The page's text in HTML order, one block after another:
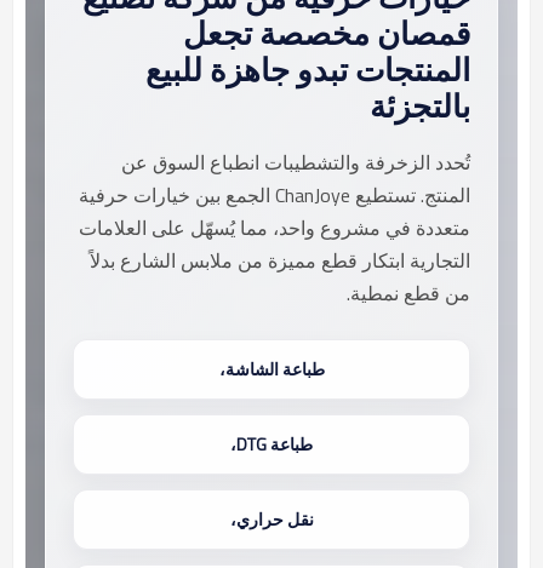
قمصان مخصصة تجعل
المنتجات تبدو جاهزة للبيع
بالتجزئة
تُحدد الزخرفة والتشطيبات انطباع السوق عن
المنتج. تستطيع ChanJoye الجمع بين خيارات حرفية
متعددة في مشروع واحد، مما يُسهّل على العلامات
التجارية ابتكار قطع مميزة من ملابس الشارع بدلاً
من قطع نمطية.
طباعة الشاشة،
طباعة DTG،
نقل حراري،